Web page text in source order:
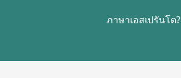
ภาษาเอสเปรันโต?